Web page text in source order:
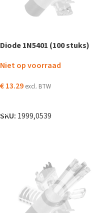
Diode 1N5401 (100 stuks)
Niet op voorraad
€13.29 excl. BTW
SKU: 1999,0539